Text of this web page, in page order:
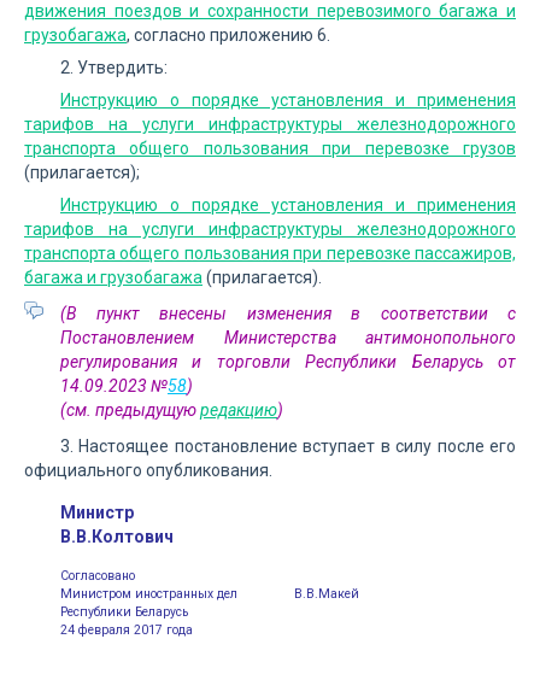
движения поездов и сохранности перевозимого багажа и
грузобагажа, согласно приложению 6.
2. Утвердить:
Инструкцию о порядке установления и применения
тарифов на услуги инфраструктуры железнодорожного
транспорта общего пользования при перевозке грузов
(прилагается);
Инструкцию о порядке установления и применения
тарифов на услуги инфраструктуры железнодорожного
транспорта общего пользования при перевозке пассажиров,
багажа и грузобагажа (прилагается).
(В пункт внесены изменения в соответствии с
Постановлением Министерства антимонопольного
регулирования и торговли Республики Беларусь от
14.09.2023 №58)
(см. предыдущуюредакцию)
3. Настоящее постановление вступает в силу после его
официального опубликования.
Министр
В.В.Колтович
Согласовано
Министром иностранных дел
Республики Беларусь
24 февраля 2017 года
В.В.Макей